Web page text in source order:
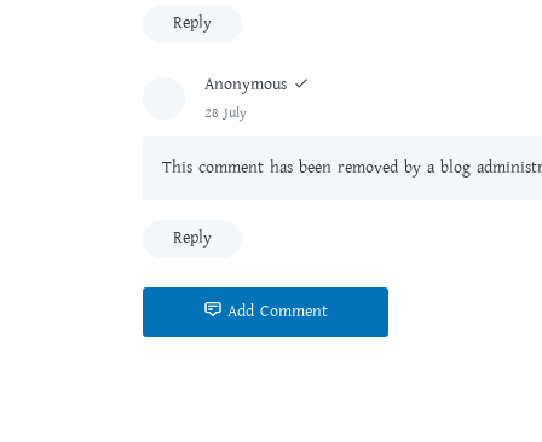
Reply
Anonymous
28 July
This comment has been removed by a blog
Reply
Add Comment